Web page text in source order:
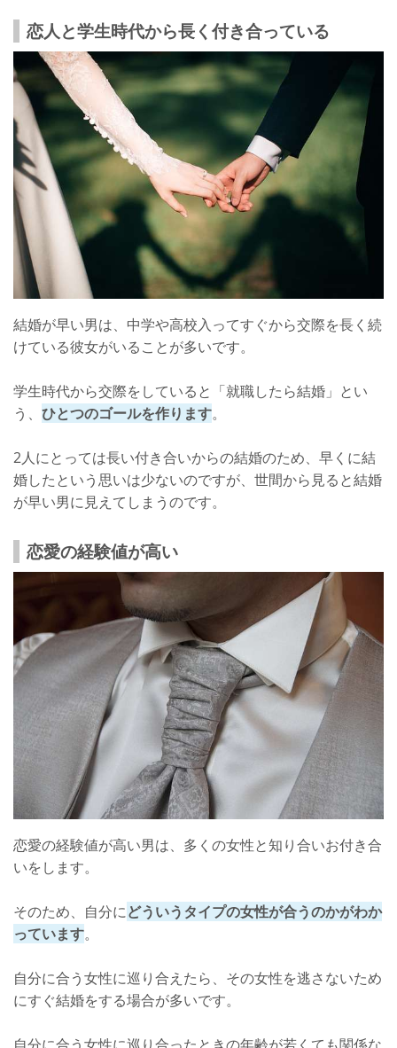
恋人と学生時代から長く付き合っている
結婚が早い男は、中学や高校入ってすぐから交際を長く続
けている彼女がいることが多いです。
学生時代から交際をしていると「就職したら結婚」とい
う、 ひとつのゴールを作ります。
2人にとっては長い付き合いからの結婚のため、早くに結
婚したという思いは少ないのですが、世間から見ると結婚
が早い男に見えてしまうのです。
恋愛の経験値が高い
恋愛の経験値が高い男は、多くの女性と知り合いお付き合
いをします。
そのため、自分にどういうタイプの女性が合うのかがわか
っています。
自分に合う女性に巡り合えたら、その女性を逃さないため
にすぐ結婚をする場合が多いです。